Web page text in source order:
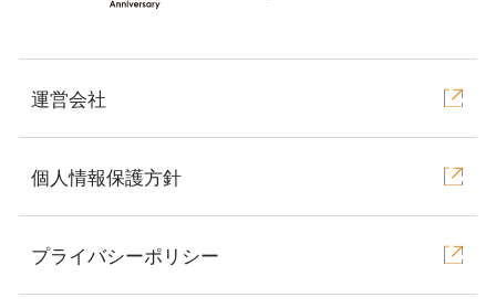
運営会社
個人情報保護方針
プライバシーポリシー